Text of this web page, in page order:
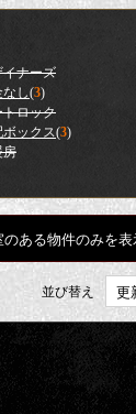
イナーズ
し(3)
トロック
ボックス(3)
房
のある物件のみを表
並び替え